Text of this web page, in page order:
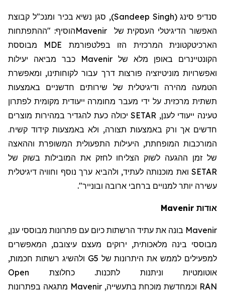
סנדיפ סינג(
Sandeep Singh
), סגן נשיא בכיר ומנכ"ל קבוצת
האפשור הדיגיטלי העסקית של
Mavenirהוסיף: "ההתפתחות
הארכיטקטונית המרכזית הזו בפלטפורמת MDE
מבוססת
הקונטיינרים באופן מלא של Mavenir כבר מביאה יעילות
ואפשרויות מוניטיזציה פורצות דרך עבור לקוחותינו, ומאפשרת
הטמעה מהירה ודיגיטלית של שירותים חדשניים באמצעות
תשתית מרכזית. על ידי מעבר מחומרה ייעודית מקומית לפתרון
טעינה ייעודי לענן, SETARיכולה כעת להגדיר במהירות מוצרים
חדשים אך ורק באמצעות תצורה, ולא באמצעות קידוד קשיח.
המורכבות המופחתת, היעילות התפעולית המשופרת וההאצה
של זמן ההגעה לשוק הצליחו לחזק את המובילות בשוק של
SETAR ואת מוכנותה לעתיד, ולהביא ערך נוסף וחוויה דיגיטלית
עשירה יותר למנויים ברחבי ארובה ובונייר".
אודות Mavenir
Mavenir בונה את עתיד הרשתות כיום עם פתרונות מבוססי ענן,
מבוססי בינה מלאכותית, ירוקים מעצם עיצובם, המאפשרים
למפעילים לממש את היתרונות של 5
G ולהשיג רשתות חכמות,
אוטומטיות וניתנות לתכנות. כחלוצת Open
RAN וכמחדשת מוכחת בתעשייה,Mavenir מתגאה בפתרונות